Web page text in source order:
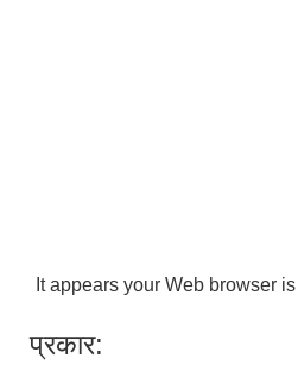
It appears your Web browser
प्रकार: